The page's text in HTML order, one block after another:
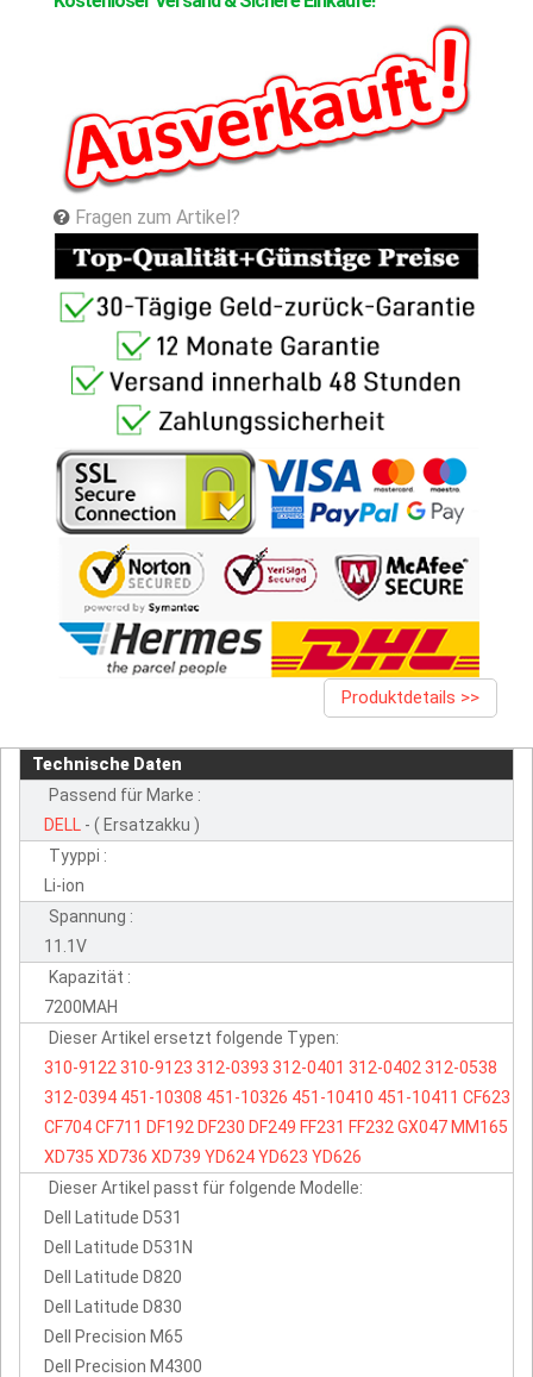
Fragen zum Artikel?
Produktdetails >>
Technische Daten
Passend für Marke :
DELL - ( Ersatzakku )
Tyyppi :
Li-ion
Spannung :
11.1V
Kapazität :
7200MAH
Dieser Artikel ersetzt folgende Typen:
310-9122 310-9123 312-0393 312-0401 312-0402 312-0538
312-0394 451-10308 451-10326 451-10410 451-10411 CF623
CF704CF711 DF192 DF230 DF249 FF231 FF232 GX047 MM165
XD735 XD736 XD739 YD624YD623 YD626
Dieser Artikel passt für folgende Modelle:
Dell Latitude D531
Dell Latitude D531N
Dell Latitude D820
Dell Latitude D830
Dell Precision M65
Dell Precision M4300